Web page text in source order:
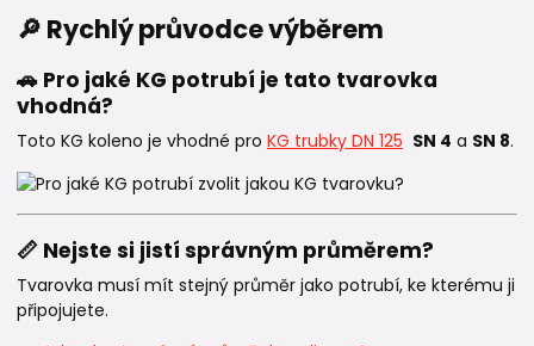
🔎 Rychlý průvodce výběrem
🚗 Pro jaké KG potrubí je tato tvarovka
vhodná?
Toto KG koleno je vhodné pro KG trubky DN 125 SN 4 a SN 8.
📏 Nejste si jistí správným průměrem?
Tvarovka musí mít stejný průměr jako potrubí, ke kterému ji
připojujete.